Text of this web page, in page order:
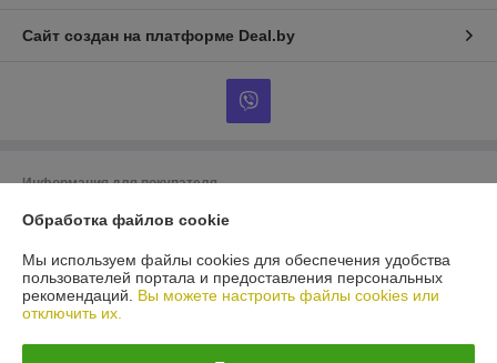
Сайт создан на платформе Deal.by
Информация для покупателя
Юридическое лицо:ООО «БигВал»
Регистрационный номер ЕГР: 193084737
УНП: 193084737
Регистрационный орган: Минский горисполком
Обработка файлов cookie
Мы используем файлы cookies для обеспечения удобства
пользователей портала и предоставления персональных
рекомендаций. Вы можете настроить файлы cookies или
отключить их.